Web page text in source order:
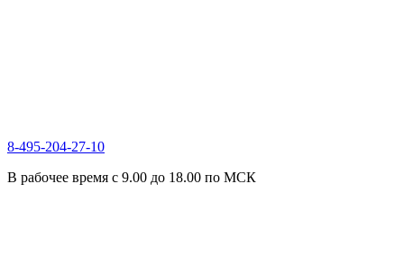
8-495-204-27-10
В рабочее время с 9.00 до 18.00 по МСК